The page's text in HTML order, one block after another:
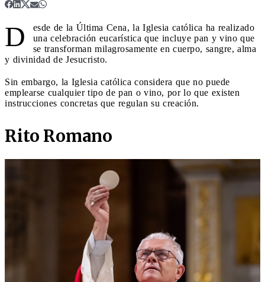
D
esde de la Última Cena, la Iglesia católica ha realizado
una celebración eucarística que incluye pan y vino que
se transforman milagrosamente en cuerpo, sangre, alma
y divinidad de Jesucristo.
Sin embargo, la Iglesia católica considera que no puede
emplearse cualquier tipo de pan o vino, por lo que existen
instrucciones concretas que regulan su creación.
Rito Romano